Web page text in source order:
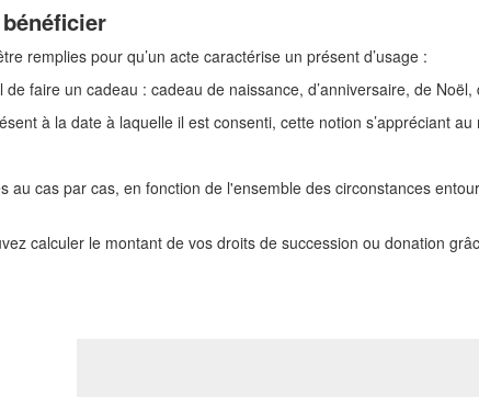
remplies pour qu’un acte caractérise un présent d’usage :
un cadeau : cadeau de naissance, d’anniversaire, de Noël,
la date à laquelle il est consenti, cette notion s’appréciant au
au cas par cas, en fonction de l'ensemble des circonstances
calculer le montant de vos droits de succession ou donation